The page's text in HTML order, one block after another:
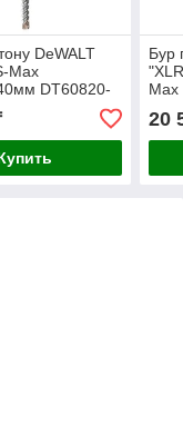
DeWALT
Max
DT60820-
Бур
Max
20